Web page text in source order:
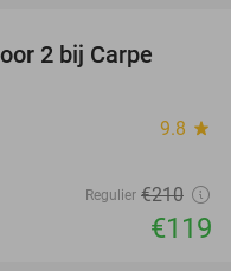
2 bij Carpe
9.8 star
Regulier €210
€119